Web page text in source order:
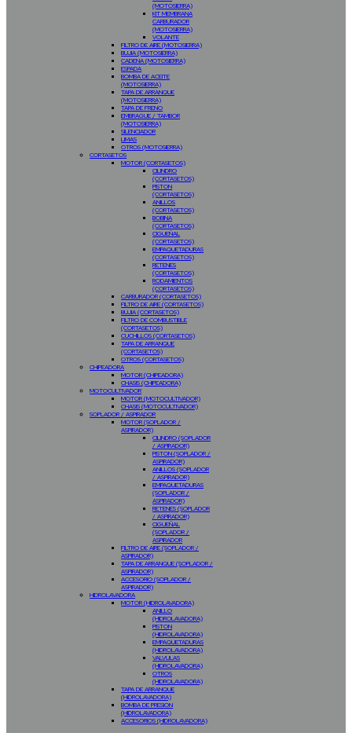
(MOTOSIERRA)
KIT MEMBRANA
CARBURADOR
(MOTOSIERRA)
VOLANTE
FILTRO DE AIRE (MOTOSIERRA)
BUJIA (MOTOSIERRA)
CADENA (MOTOSIERRA)
ESPADA
BOMBA DE ACEITE
(MOTOSIERRA)
TAPA DE ARRANQUE
(MOTOSIERRA)
TAPA DE FRENO
EMBRAGUE / TAMBOR
(MOTOSIERRA)
SILENCIADOR
LIMAS
OTROS (MOTOSIERRA)
CORTASETOS
MOTOR (CORTASETOS)
CILINDRO
(CORTASETOS)
PISTON
(CORTASETOS)
ANILLOS
(CORTASETOS)
BOBINA
(CORTASETOS)
CIGUEÑAL
(CORTASETOS)
EMPAQUETADURAS
(CORTASETOS)
RETENES
(CORTASETOS)
RODAMIENTOS
(CORTASETOS)
CARBURADOR (CORTASETOS)
FILTRO DE AIRE (CORTASETOS)
BUJIA (CORTASETOS)
FILTRO DE COMBUSTIBLE
(CORTASETOS)
CUCHILLOS (CORTASETOS)
TAPA DE ARRANQUE
(CORTASETOS)
OTROS (CORTASETOS)
CHIPEADORA
MOTOR (CHIPEADORA)
CHASIS (CHIPEADORA)
MOTOCULTIVADOR
MOTOR (MOTOCULTIVADOR)
CHASIS (MOTOCULTIVADOR)
SOPLADOR / ASPIRADOR
MOTOR (SOPLADOR /
ASPIRADOR)
CILINDRO (SOPLADOR
/ ASPIRADOR)
PISTON (SOPLADOR /
ASPIRADOR)
ANILLOS (SOPLADOR
/ ASPIRADOR)
EMPAQUETADURAS
(SOPLADOR /
ASPIRADOR)
RETENES (SOPLADOR
/ ASPIRADOR)
CIGUEÑAL
(SOPLADOR /
ASPIRADOR
FILTRO DE AIRE (SOPLADOR /
ASPIRADOR)
TAPA DE ARRANQUE (SOPLADOR /
ASPIRADOR)
ACCESORIO (SOPLADOR /
ASPIRADOR)
HIDROLAVADORA
MOTOR (HIDROLAVADORA)
ANILLO
(HIDROLAVADORA)
PISTON
(HIDROLAVADORA)
EMPAQUETADURAS
(HIDROLAVADORA)
VALVULAS
(HIDROLAVADORA)
OTROS
(HIDROLAVADORA)
TAPA DE ARRANQUE
(HIDROLAVADORA)
BOMBA DE PRESION
(HIDROLAVADORA)
ACCESORIOS (HIDROLAVADORA)